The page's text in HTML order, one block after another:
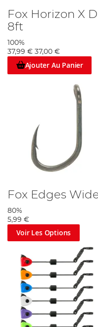
Fox Horizon X
8ft
100%
37,99 € 37,00 €
Ajouter Au Panier
Fox Edges
80%
5,99 €
Voir Les Options